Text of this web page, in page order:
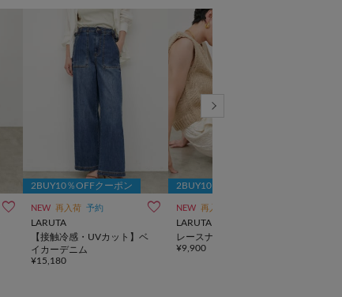
2BUY10％OFFクーポン
NEW 再入荷 予約
LARUTA
【接触冷感・UVカット】ベ
イカーデニム
¥15,180
2BUY10％OFFクーポン
NEW 再入荷
LARUTA
レースナロースカート
¥9,900